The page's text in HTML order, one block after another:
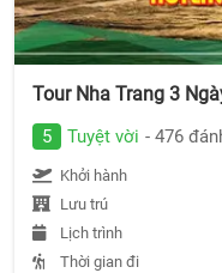
Tour Nha Trang 3
5 Tuyệt vời - 476
Khởi hành
Lưu trú
Lịch trình
Thời gian đi